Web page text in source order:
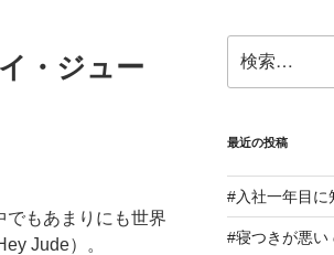
・ジュー
もあまりにも世界
Jude）。
索:
最近の投稿
#入社一年目に
#寝つきが悪い